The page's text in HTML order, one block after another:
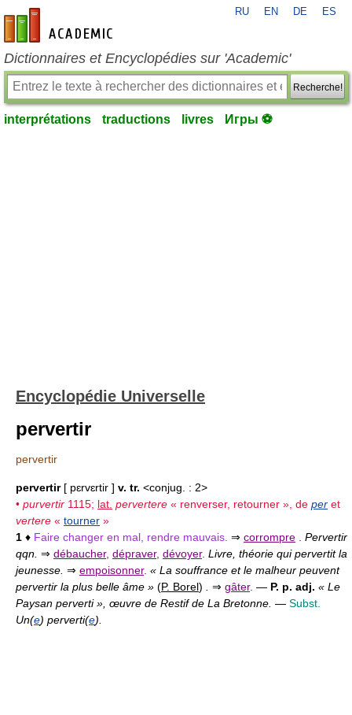
fr-academic.com
RU EN DE ES
Dictionnaires et Encyclopédies sur 'Academic'
Recherche!
interprétations traductions livres Игры ⚽
Encyclopédie Universelle
pervertir
pervertir
pervertir[ pɛrvɛrtir ] v. tr. <conjug. : 2>
• purvertir 1115; lat. pervertere « renverser, retourner », de per et
vertere « tourner »
1 ♦ Faire changer en mal, rendre mauvais. ⇒ corrompre
Pervertir
qqn. ⇒ débaucher, dépraver, dévoyer. Livre, théorie qui pervertit la
jeunesse. ⇒ empoisonner. « La souffrance et le malheur peuvent
pervertir la plus belle âme » (P. Borel) ⇒ gâter. — P. p. adj. « Le
Paysan perverti », œuvre de Restif de La Bretonne. — Subst.
Un(e) perverti(e).